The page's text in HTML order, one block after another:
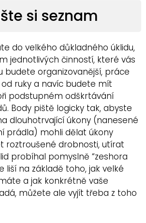
si seznam
do velkého důkladného úklidu,
jednotlivých činností, které vás
budete organizovanější, práce
ruky a navíc budete mít
podstupném odškrtávání
Body piště logicky tak, abyste
dlouhotrvající úkony (nanesené
prádla) mohli dělat úkony
roztroušené drobnosti, utírat
probíhal pomyslně “zeshora
liší na základě toho, jak velké
a jak konkrétně vaše
můžete ale vyjít třeba z toho